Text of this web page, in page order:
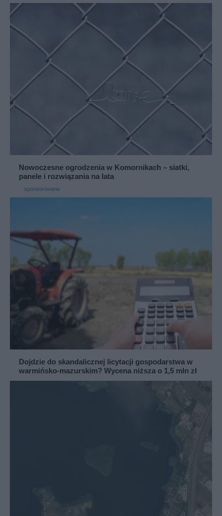
Nowoczesne ogrodzenia w Komornikach – siatki,
panele i rozwiązania na lata
sponsorowane
Dojdzie do skandalicznej licytacji gospodarstwa w
warmińsko-mazurskim? Wycena niższa o 1,5 mln zł